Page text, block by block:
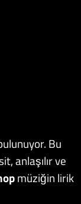
Bu
anlaşılır ve
müziğin lirik